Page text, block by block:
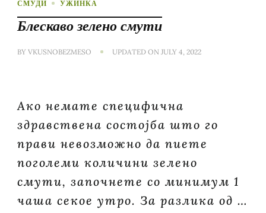
СМУДИ
УЖИНКА
Блескаво зелено смути
BY VKUSNOBEZMESO UPDATED ON JULY 4, 2022
Ако немате специфична
здравствена состојба што го
прави невозможно да пиете
поголеми количини зелено
смути, започнете со минимум 1
чаша секое утро. За разлика од …